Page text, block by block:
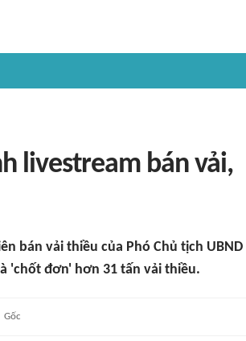
livestream bán vải,
bán vải thiều của Phó Chủ tịch UBND
'chốt đơn' hơn 31 tấn vải thiều.
Gốc